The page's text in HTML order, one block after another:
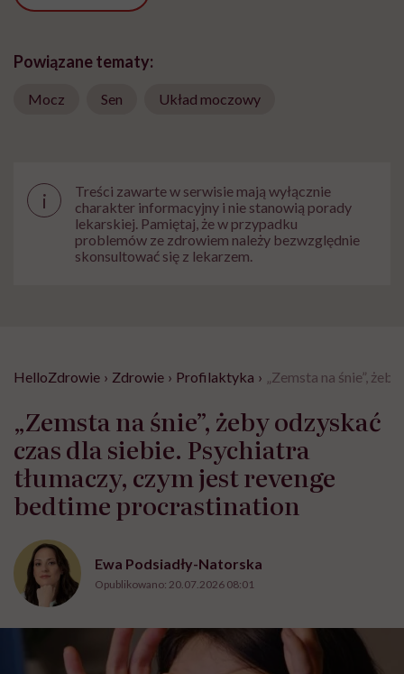
Powiązane tematy:
Mocz Sen Układ moczowy
i
Treści zawarte w serwisie mają wyłącznie
charakter informacyjny i nie stanowią porady
lekarskiej. Pamiętaj, że w przypadku
problemów ze zdrowiem należy bezwzględnie
skonsultować się z lekarzem.
HelloZdrowie › Zdrowie › Profilaktyka › „Zemsta na śnie”,
„Zemsta na śnie”, żeby odzyskać
czas dla siebie. Psychiatra
tłumaczy, czym jest revenge
bedtime procrastination
Ewa Podsiadły-Natorska
Opublikowano: 20.07.2026 08:01